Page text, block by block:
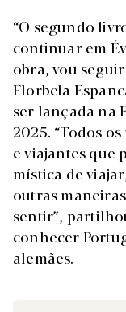
“O segundo
continuar em
obra, vou
Florbela
ser lançada na
2025. “Todos
e viajantes que
mística de
outras
sentir”,
conhecer
alemães.